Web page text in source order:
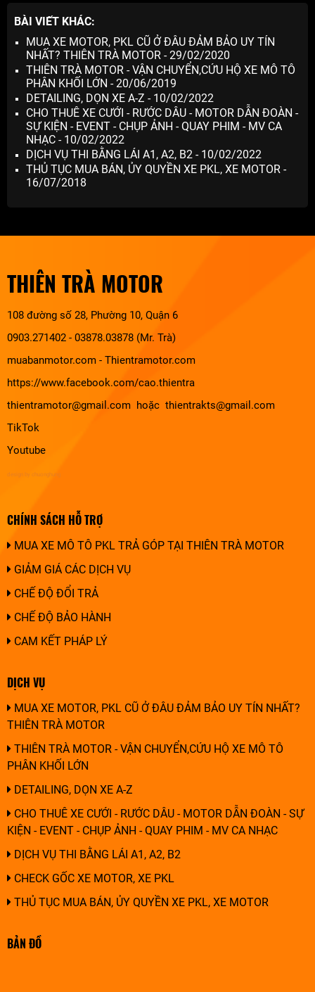
BÀI VIẾT KHÁC:
MUA XE MOTOR, PKL CŨ Ở ĐÂU ĐẢM BẢO UY TÍN
NHẤT? THIÊN TRÀ MOTOR - 29/02/2020
THIÊN TRÀ MOTOR - VẬN CHUYỂN,CỨU HỘ XE MÔ TÔ
PHÂN KHỐI LỚN - 20/06/2019
DETAILING, DỌN XE A-Z - 10/02/2022
CHO THUÊ XE CƯỚI - RƯỚC DÂU - MOTOR DẪN ĐOÀN -
SỰ KIỆN - EVENT - CHỤP ẢNH - QUAY PHIM - MV CA
NHẠC - 10/02/2022
DỊCH VỤ THI BẰNG LÁI A1, A2, B2 - 10/02/2022
THỦ TỤC MUA BÁN, ỦY QUYỀN XE PKL, XE MOTOR -
16/07/2018
THIÊN TRÀ MOTOR
108 đường số 28, Phường 10, Quận 6
0903.271402 - 03878.03878 (Mr. Trà)
muabanmotor.com - Thientramotor.com
https://www.facebook.com/cao.thientra
thientramotor@gmail.com hoặc thientrakts@gmail.com
TikTok
Youtube
design by chuonghung
CHÍNH SÁCH HỖ TRỢ
MUA XE MÔ TÔ PKL TRẢ GÓP TẠI THIÊN TRÀ MOTOR
GIẢM GIÁ CÁC DỊCH VỤ
CHẾ ĐỘ ĐỔI TRẢ
CHẾ ĐỘ BẢO HÀNH
CAM KẾT PHÁP LÝ
DỊCH VỤ
MUA XE MOTOR, PKL CŨ Ở ĐÂU ĐẢM BẢO UY TÍN NHẤT?
THIÊN TRÀ MOTOR
THIÊN TRÀ MOTOR - VẬN CHUYỂN,CỨU HỘ XE MÔ TÔ
PHÂN KHỐI LỚN
DETAILING, DỌN XE A-Z
CHO THUÊ XE CƯỚI - RƯỚC DÂU - MOTOR DẪN ĐOÀN - SỰ
KIỆN - EVENT - CHỤP ẢNH - QUAY PHIM - MV CA NHẠC
DỊCH VỤ THI BẰNG LÁI A1, A2, B2
CHECK GỐC XE MOTOR, XE PKL
THỦ TỤC MUA BÁN, ỦY QUYỀN XE PKL, XE MOTOR
BẢN ĐỒ